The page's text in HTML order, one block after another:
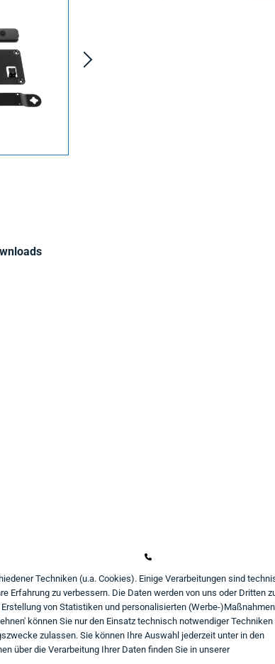
shop@think-about.it
Kontaktieren Sie uns
Folgen Sie uns:
in
Techniken (u.a. Cookies). Einige Verarbeitungen sind
Erfahrung zu verbessern. Die Daten werden von uns oder Dritten
von Statistiken und personalisierten (Werbe-)Maßnahmen
können Sie nur den Einsatz technisch notwendiger Techniken
zulassen. Sie können Ihre Auswahl jederzeit unter in den
über die Verarbeitung Ihrer Daten finden Sie in unserer